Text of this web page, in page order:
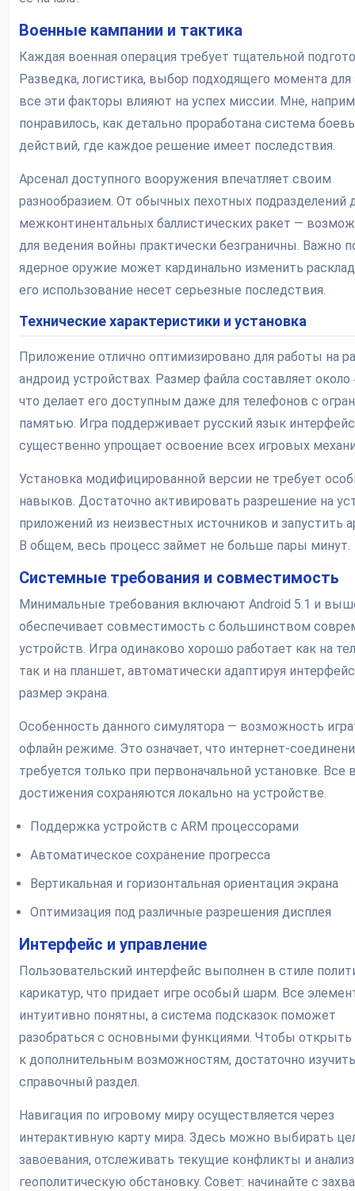
Военные кампании и тактика
Каждая военная операция требует тщательной
Разведка, логистика, выбор подходящего момента для
все эти факторы влияют на успех миссии. Мне,
понравилось, как детально проработана система
действий, где каждое решение имеет последствия.
Арсенал доступного вооружения впечатляет своим
разнообразием. От обычных пехотных подразделений
межконтинентальных баллистических ракет —
для ведения войны практически безграничны. Важно
ядерное оружие может кардинально изменить
его использование несет серьезные последствия.
Технические характеристики и установка
Приложение отлично оптимизировано для работы на
андроид устройствах. Размер файла составляет
что делает его доступным даже для телефонов с
памятью. Игра поддерживает русский язык
существенно упрощает освоение всех игровых
Установка модифицированной версии не требует
навыков. Достаточно активировать разрешение на
приложений из неизвестных источников и запустить
В общем, весь процесс займет не больше пары минут.
Системные требования и совместимость
Минимальные требования включают Android 5.1 и
обеспечивает совместимость с большинством
устройств. Игра одинаково хорошо работает как на
так и на планшет, автоматически адаптируя
размер экрана.
Особенность данного симулятора — возможность
офлайн режиме. Это означает, что интернет-
требуется только при первоначальной установке. Все
достижения сохраняются локально на устройстве.
Поддержка устройств с ARM процессорами
Автоматическое сохранение прогресса
Вертикальная и горизонтальная ориентация экрана
Оптимизация под различные разрешения дисплея
Интерфейс и управление
Пользовательский интерфейс выполнен в стиле
карикатур, что придает игре особый шарм. Все
интуитивно понятны, а система подсказок поможет
разобраться с основными функциями. Чтобы открыть
к дополнительным возможностям, достаточно изучить
справочный раздел.
Навигация по игровому миру осуществляется через
интерактивную карту мира. Здесь можно выбирать
завоевания, отслеживать текущие конфликты и
геополитическую обстановку. Совет: начинайте с